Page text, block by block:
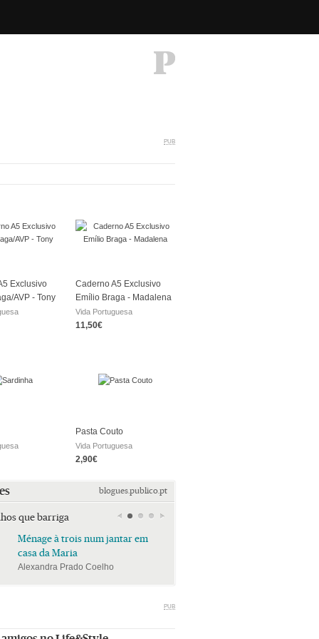
PUB
Exclusivo
AVP - Tony
Caderno A5 Exclusivo
Emílio Braga - Madalena
Vida Portuguesa
11,50€
Pasta Couto
Vida Portuguesa
2,90€
blogues.publico.pt
que barriga
Ménage à trois num jantar em
casa da Maria
Alexandra Prado Coelho
PUB